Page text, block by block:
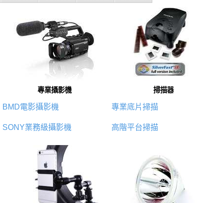
專業攝影機
BMD電影攝影機
SONY業務級攝影機
掃描器
專業底片掃描
高階平台掃描